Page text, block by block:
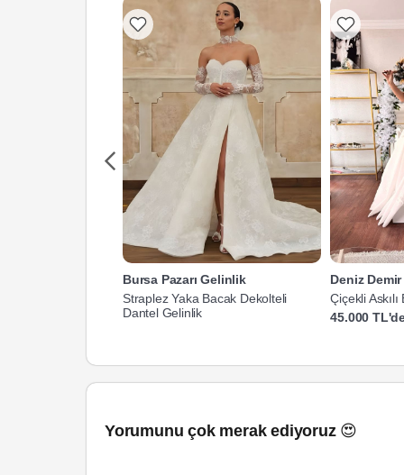
Bursa Pazarı Gelinlik
Straplez Yaka Bacak Dekolteli
Dantel Gelinlik
Deniz
Çiçekli
Gelinlik
45.000
Yorumunu çok merak ediyoruz 😍